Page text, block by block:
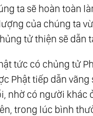
ta sẽ hoàn toàn
của chúng ta
tử thiện sẽ dẫn
tức có chủng tử
Phật tiếp dẫn
nhờ có người
trong lúc bình